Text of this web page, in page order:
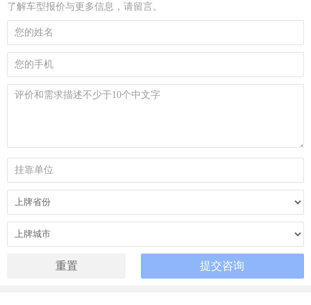
了解车型报价与更多信息，请留言。